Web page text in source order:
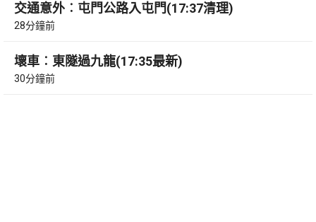
交通意外︰屯門公路入屯門(17:37清理)
28分鐘前
壞車︰東隧過九龍(17:35最新)
30分鐘前